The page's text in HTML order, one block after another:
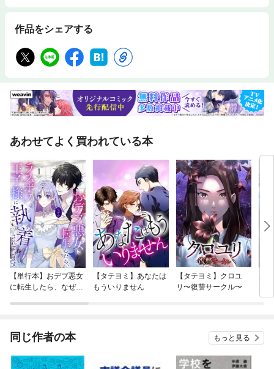
作品をシェアする
あわせてよく買われている本
【単行本】おデブ悪女
に転生したら、なぜか
【タテヨミ】あなたは
もういりません
【タテヨミ】クロユ
リ〜復讐サークル〜
バ
今
同じ作者の本 もっと見る